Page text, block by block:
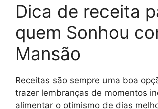
Dica de receita
quem Sonhou
Mansão
Receitas são sempre uma boa
trazer lembranças de momentos
alimentar o otimismo de dias